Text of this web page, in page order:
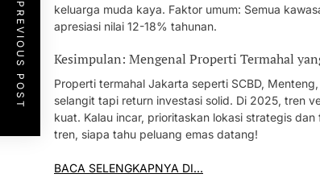
keluarga muda kaya. Faktor umum: Semua
apresiasi nilai 12-18% tahunan.
Kesimpulan: Mengenal Properti Termahal
Properti termahal Jakarta seperti SCBD,
selangit tapi return investasi solid. Di 2025, tren
kuat. Kalau incar, prioritaskan lokasi strategis
tren, siapa tahu peluang emas datang!
BACA SELENGKAPNYA DI…
PREVIOUS POST